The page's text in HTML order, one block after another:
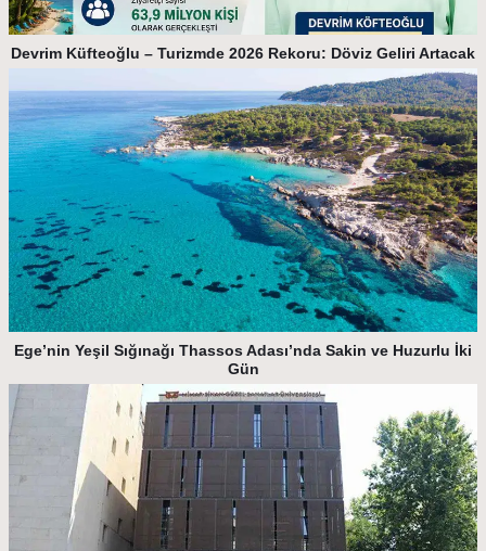
Devrim Küfteoğlu – Turizmde 2026 Rekoru: Döviz Geliri Artacak
Ege’nin Yeşil Sığınağı Thassos Adası’nda Sakin ve Huzurlu İki
Gün